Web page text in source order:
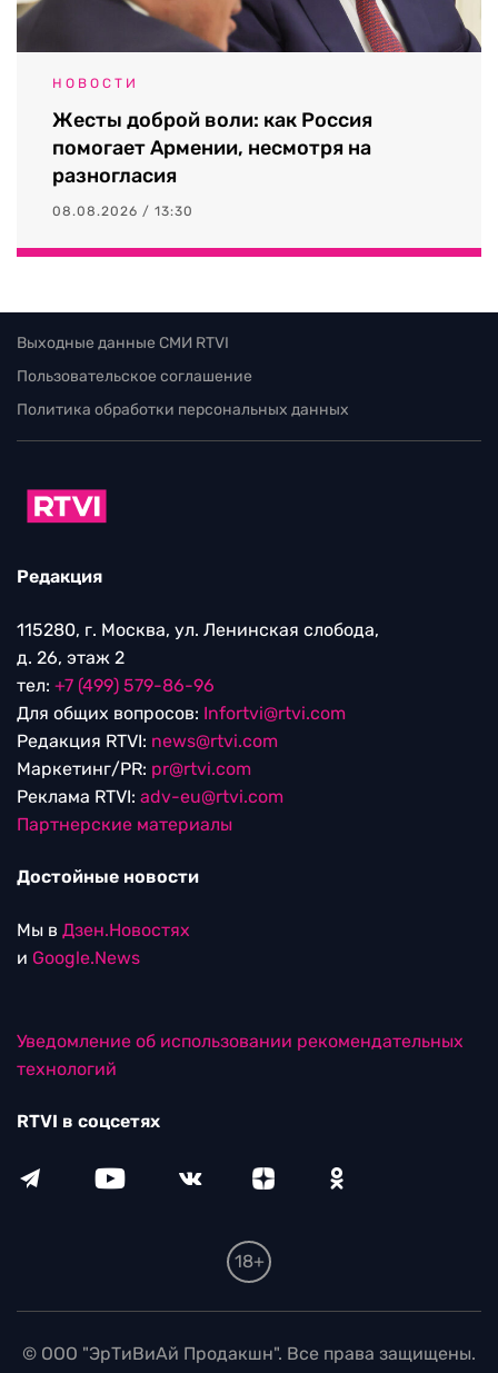
НОВОСТИ
Жесты доброй воли: как Россия
помогает Армении, несмотря на
разногласия
08.08.2026 / 13:30
Выходные данные СМИ RTVI
Пользовательское соглашение
Политика обработки персональных данных
Редакция
115280, г. Москва, ул. Ленинская слобода,
д. 26, этаж 2
тел: +7 (499) 579-86-96
Для общих вопросов: Infortvi@rtvi.com
Редакция RTVI: news@rtvi.com
Маркетинг/PR: pr@rtvi.com
Реклама RTVI: adv-eu@rtvi.com
Партнерские материалы
Достойные новости
Мы в Дзен.Новостях
и Google.News
Уведомление об использовании рекомендательных
технологий
RTVI в соцсетях
18+
© ООО "ЭрТиВиАй Продакшн". Все права защищены.